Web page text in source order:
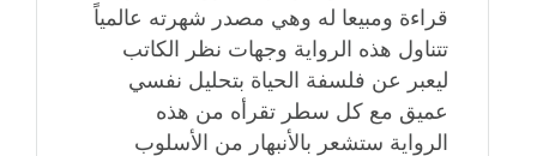
قراءة ومبيعا له وهي مصدر شهرته عالمياً
تتناول هذه الرواية وجهات نظر الكاتب
ليعبر عن فلسفة الحياة بتحليل نفسي
عميق مع كل سطر تقرأه من هذه
الرواية ستشعر بالأنبهار من الأسلوب